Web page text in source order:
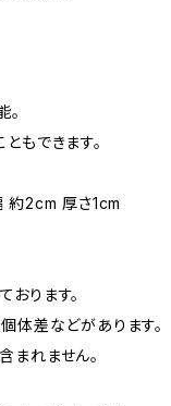
もできます。
約2cm 厚さ1cm
ります。
体差などがあります。
まれません。